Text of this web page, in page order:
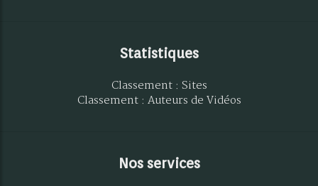
Statistiques
Classement : Sites
Classement : Auteurs de Vidéos
Nos services